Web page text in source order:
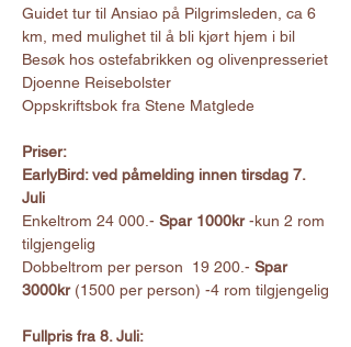
Guidet tur til Ansiao på Pilgrimsleden, ca 6
km, med mulighet til å bli kjørt hjem i bil
Besøk hos ostefabrikken og olivenpresseriet
Djoenne Reisebolster
Oppskriftsbok fra Stene Matglede
Priser:
EarlyBird: ved påmelding innen tirsdag 7.
Juli
Enkeltrom 24 000.- Spar 1000kr -kun 2 rom
tilgjengelig
Dobbeltrom per person  19 200.- Spar
3000kr (1500 per person) -4 rom tilgjengelig
Fullpris fra 8. Juli: